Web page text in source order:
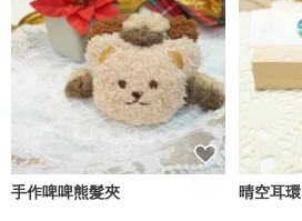
手作啤啤熊髮夾 晴空耳環